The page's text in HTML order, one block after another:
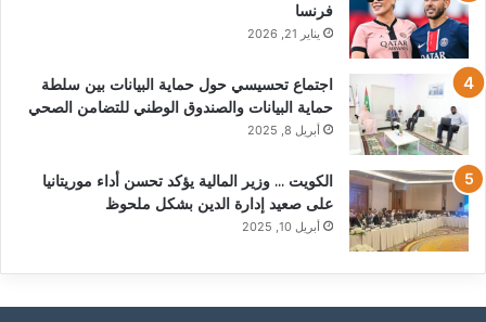
فرنسا
يناير 21, 2026
اجتماع تحسيسي حول حماية البيانات بين سلطة
حماية البيانات والصندوق الوطني للتضامن الصحي
أبريل 8, 2025
الكويت … وزير المالية يؤكد تحسن أداء موريتانيا
على صعيد إدارة الدين بشكل ملحوظ
أبريل 10, 2025